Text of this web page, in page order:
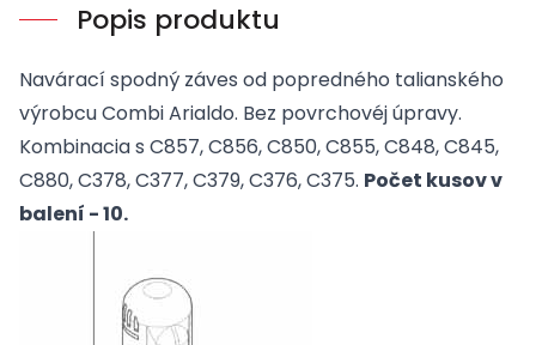
Popis produktu
Navárací spodný záves od popredného talianského
výrobcu Combi Arialdo. Bez povrchovéj úpravy.
Kombinacia s C857, C856, C850, C855, C848, C845,
C880, C378, C377, C379, C376, C375. Počet kusov v
balení - 10.